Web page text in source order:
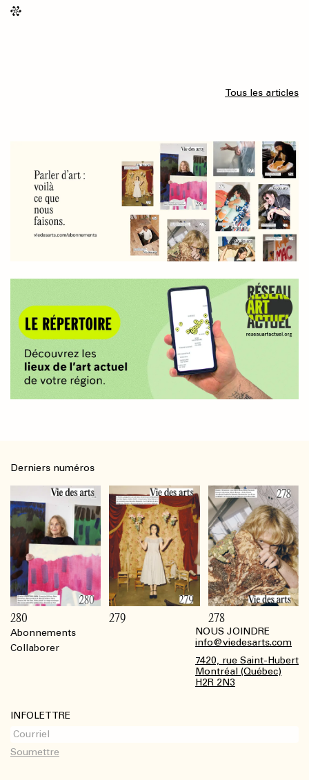
Tous les articles
Abonnements
Collaborer
NOUS JOINDRE
info@viedesarts.com
7420, rue Saint-Hubert
Montréal (Québec)
H2R 2N3
INFOLETTRE
Derniers numéros
280 279 278